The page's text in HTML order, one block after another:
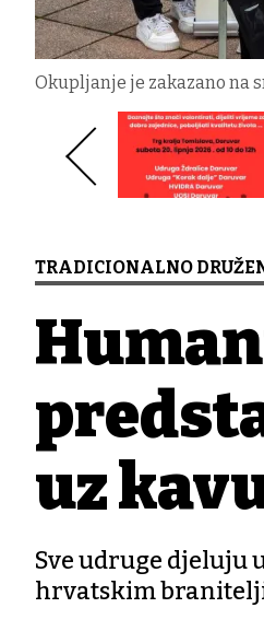
Okupljanje je zakazano na
TRADICIONALNO
uz
Sve udruge djeluju
hrvatskim